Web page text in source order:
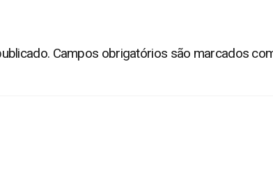
Campos obrigatórios são marcados